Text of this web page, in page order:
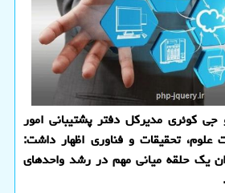
کوئری مدیرکل دفتر پشتیبانی امور
علوم، تحقیقات و فناوری اظهار داشت:
یک حلقه میانی مهم در رشد واحدهای